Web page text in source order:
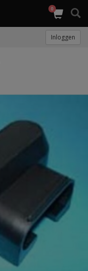
0
Inloggen